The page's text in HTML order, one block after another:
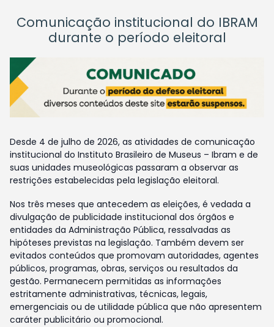
Comunicação institucional do IBRAM
durante o período eleitoral
Desde 4 de julho de 2026, as atividades de comunicação
institucional do Instituto Brasileiro de Museus – Ibram e de
suas unidades museológicas passaram a observar as
restrições estabelecidas pela legislação eleitoral.
Nos três meses que antecedem as eleições, é vedada a
divulgação de publicidade institucional dos órgãos e
entidades da Administração Pública, ressalvadas as
hipóteses previstas na legislação. Também devem ser
evitados conteúdos que promovam autoridades, agentes
públicos, programas, obras, serviços ou resultados da
gestão. Permanecem permitidas as informações
estritamente administrativas, técnicas, legais,
emergenciais ou de utilidade pública que não apresentem
caráter publicitário ou promocional.